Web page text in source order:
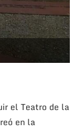
el Teatro de la
en la